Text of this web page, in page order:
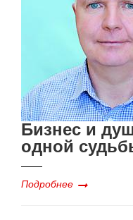
Бизнес и
одной
Подробнее